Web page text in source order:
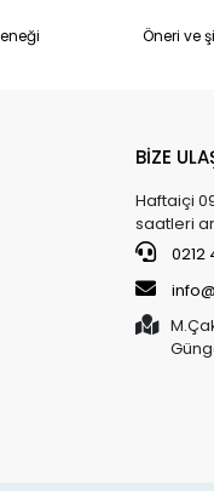
Öneri ve
BİZE
Haftaiçi
saatleri
0212